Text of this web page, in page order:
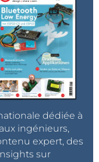
dédiée à
ingénieurs,
expert, des
sur